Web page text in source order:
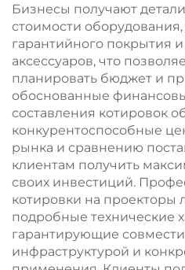
Бизнесы получают
стоимости оборудования,
гарантийного покрытия
аксессуаров, что
планировать бюджет и
обоснованные
составления котировок
конкурентоспособные
рынка и сравнению
клиентам получить
своих инвестиций.
котировки на проекторы
подробные технические
гарантирующие
инфраструктурой и